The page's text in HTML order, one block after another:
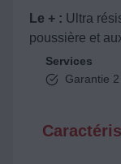
Le + : Ultra
poussière et
Services
Garantie